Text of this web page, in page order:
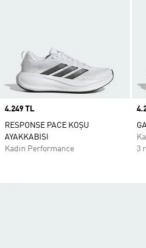
Price
4.249 TL
RESPONSE PACE KOŞU
AYAKKABISI
Kadın Performance
3